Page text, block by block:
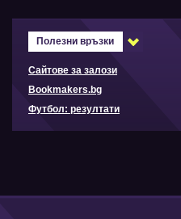
Полезни връзки
Сайтове за залози
Bookmakers.bg
Футбол: резултати